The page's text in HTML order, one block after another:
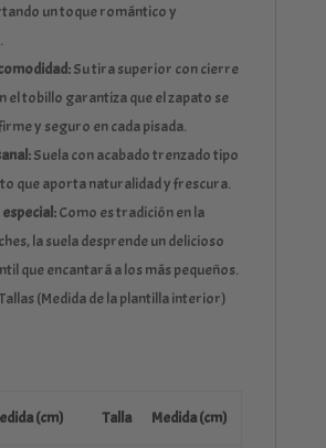
un toque romántico y
Su tira superior con cierre
el tobillo garantiza que el zapato se
y seguro en cada pisada.
Suela con acabado trenzado tipo
que aporta naturalidad y frescura.
Como es tradición en la
la suela desprende un delicioso
que encantará a los más pequeños.
(Medida de la plantilla interior)
(cm) Talla Medida (cm)